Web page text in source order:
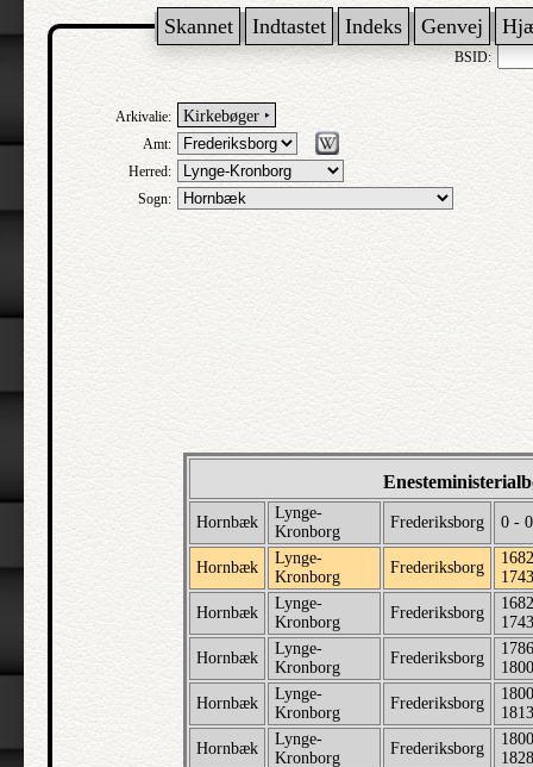
Skannet Indtastet Indeks Genvej
BSID:
Arkivalie: Kirkebøger ‣
Amt:
Herred:
Sogn:
Hornbæk
Lynge-
Kronborg
Frederiksborg 0 - 0
Hornbæk
Lynge-
Kronborg
Frederiksborg
1743
Hornbæk
Lynge-
Kronborg
Frederiksborg
1743
Hornbæk
Lynge-
Kronborg
Frederiksborg
1800
Hornbæk
Lynge-
Kronborg
Frederiksborg
1813
Hornbæk
Lynge-
Kronborg
Frederiksborg
1828